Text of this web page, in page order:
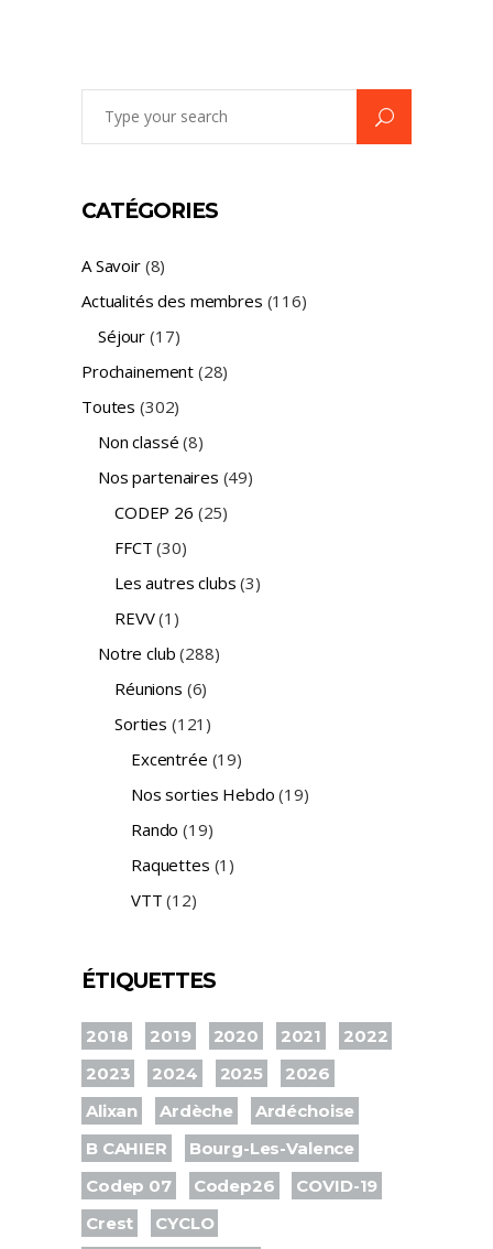
CATÉGORIES
A Savoir(8)
Actualités des membres (116)
Séjour (17)
Prochainement (28)
Toutes (302)
Non classé (8)
Nos partenaires (49)
CODEP 26 (25)
FFCT (30)
Les autres clubs (3)
REVV(1)
Notre club (288)
Réunions (6)
Sorties (121)
Excentrée (19)
Nos sorties Hebdo (19)
Rando (19)
Raquettes (1)
VTT (12)
ÉTIQUETTES
2018 2019 2020 2021
2022
2023
2024 2025
2026
Alixan
Ardèche
Ardéchoise
B CAHIER
Bourg-Les-Valence
Codep 07
Codep26
COVID-19
Crest
CYCLO